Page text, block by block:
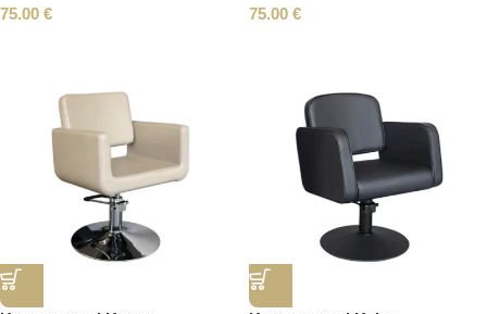
75.00 € 75.00 €